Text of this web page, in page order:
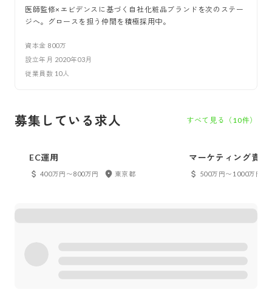
医師監修×エビデンスに基づく自社化粧品ブランドを次のステー
ジへ。グロースを担う仲間を積極採用中。
資本金 800万
設立年月 2020年03月
従業員数 10人
募集している求人 すべて見る（ 10件）
EC運用
400万円〜800万円 東京都
マーケティング責任
500万円〜1000万円